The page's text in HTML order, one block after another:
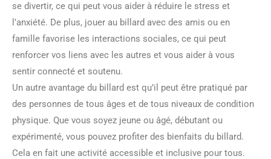
se divertir, ce qui peut vous aider à réduire le stress et
l’anxiété. De plus, jouer au billard avec des amis ou en
famille favorise les interactions sociales, ce qui peut
renforcer vos liens avec les autres et vous aider à vous
sentir connecté et soutenu.
Un autre avantage du billard est qu’il peut être pratiqué par
des personnes de tous âges et de tous niveaux de condition
physique. Que vous soyez jeune ou âgé, débutant ou
expérimenté, vous pouvez profiter des bienfaits du billard.
Cela en fait une activité accessible et inclusive pour tous.